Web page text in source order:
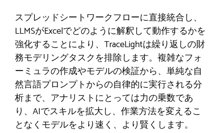
スプレッドシートワークフローに直接統合し、
LLMSがExcelでどのように解釈して動作するかを
強化することにより、TraceLightは繰り返しの財
務モデリングタスクを排除します。複雑なフォ
ーミュラの作成やモデルの検証から、単純な自
然言語プロンプトからの自律的に実行される分
析まで、アナリストにとっては力の乗数であ
り、AIでスキルを拡大し、作業方法を変えるこ
となくモデルをより速く、より賢くします。